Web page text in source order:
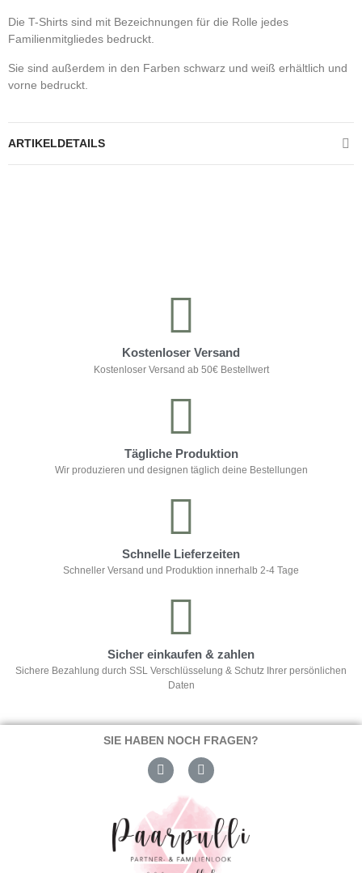
Die T-Shirts sind mit Bezeichnungen für die Rolle jedes
Familienmitgliedes bedruckt.
Sie sind außerdem in den Farben schwarz und weiß erhältlich und
vorne bedruckt.
ARTIKELDETAILS
Kostenloser Versand
Kostenloser Versand ab 50€ Bestellwert
Tägliche Produktion
Wir produzieren und designen täglich deine Bestellungen
Schnelle Lieferzeiten
Schneller Versand und Produktion innerhalb 2-4 Tage
Sicher einkaufen & zahlen
Sichere Bezahlung durch SSL Verschlüsselung & Schutz Ihrer persönlichen
Daten
SIE HABEN NOCH FRAGEN?